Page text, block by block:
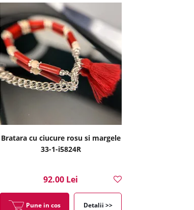
Bratara cu ciucure rosu si margele
33-1-i5824R
92.00 Lei
Pune in cos Detalii >>